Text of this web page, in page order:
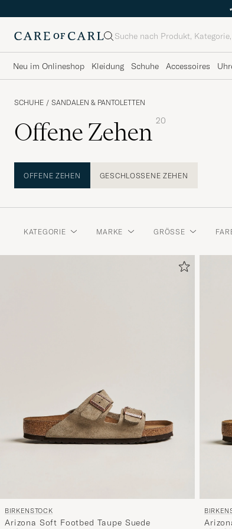
Suche
Neu im Onlineshop Kleidung Schuhe Accessoires
SCHUHE / SANDALEN & PANTOLETTEN
Offene Zehen 20
OFFENE ZEHEN GESCHLOSSENE ZEHEN
KATEGORIE MARKE GRÖSSE
BIRKENSTOCK
Arizona Soft Footbed Taupe Suede